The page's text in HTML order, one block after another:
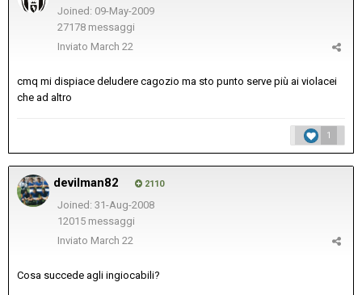
Joined: 09-May-2009
27178 messaggi
Inviato March 22
cmq mi dispiace deludere cagozio ma sto punto serve più ai violacei
che ad altro
1
devilman82 2110
Joined: 31-Aug-2008
12015 messaggi
Inviato March 22
Cosa succede agli ingiocabili?